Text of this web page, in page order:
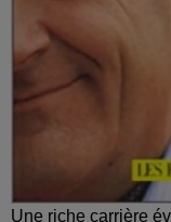
Une riche carrière